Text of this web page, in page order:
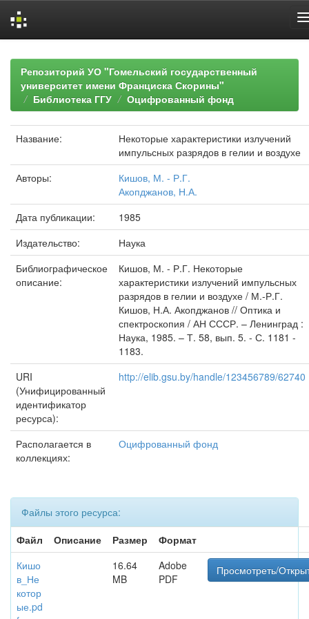
navigationРепозиторий УО "Гомельский государственный
университет имени Франциска Скорины"
Библиотека ГГУ
Оцифрованный фонд
Название:
Некоторые характеристики излучений
импульсных разрядов в гелии и воздухе
Авторы:
Кишов, М. - Р.Г.
Акопджанов, Н.А.
Дата публикации:
1985
Издательство:
Наука
Библиографическое
описание:
Кишов, М. - Р.Г. Некоторые
характеристики излучений импульсных
разрядов в гелии и воздухе / М.-Р.Г.
Кишов, Н.А. Акопджанов // Оптика и
спектроскопия / АН СССР. – Ленинград :
Наука, 1985. – Т. 58, вып. 5. - С. 1181 -
1183.
URI
(Унифицированный
идентификатор
ресурса):
http://elib.gsu.by/handle/123456789/62740
Располагается в
коллекциях:
Оцифрованный фонд
Файлы этого ресурса:
Файл
Описание Размер
Формат
Кишо
в_Не
котор
ые.pd
16.64
MB
Adobe
PDF
Просмотреть/